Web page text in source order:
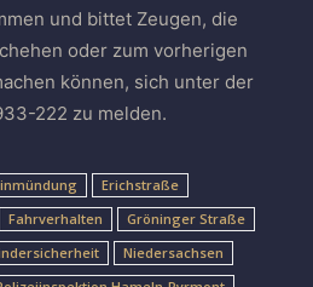
und bittet Zeugen, die
oder zum vorherigen
können, sich unter der
222 zu melden.
Erichstraße
Fahrverhalten
Gröninger Straße
Niedersachsen